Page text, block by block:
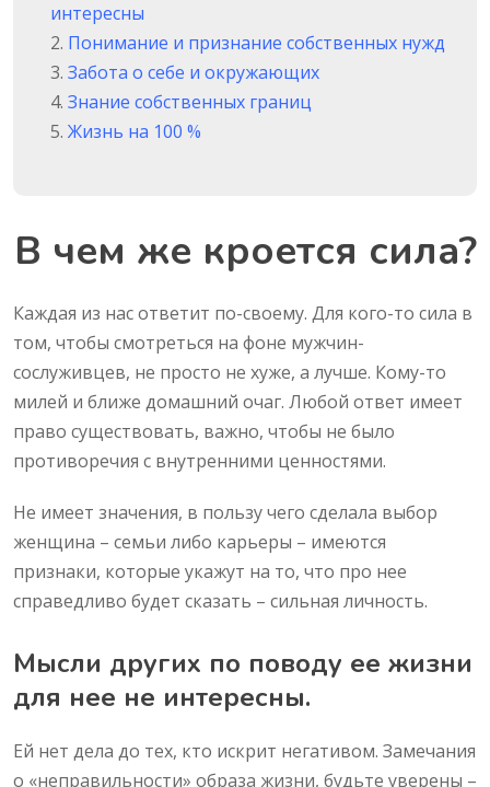
интересны
Понимание и признание собственных нужд
Забота о себе и окружающих
Знание собственных границ
Жизнь на 100 %
В чем же кроется сила?
Каждая из нас ответит по-своему. Для кого-то сила в
том, чтобы смотреться на фоне мужчин-
сослуживцев, не просто не хуже, а лучше. Кому-то
милей и ближе домашний очаг. Любой ответ имеет
право существовать, важно, чтобы не было
противоречия с внутренними ценностями.
Не имеет значения, в пользу чего сделала выбор
женщина – семьи либо карьеры – имеются
признаки, которые укажут на то, что про нее
справедливо будет сказать – сильная личность.
Мысли других по поводу ее жизни
для нее не интересны.
Ей нет дела до тех, кто искрит негативом. Замечания
о «неправильности» образа жизни, будьте уверены –